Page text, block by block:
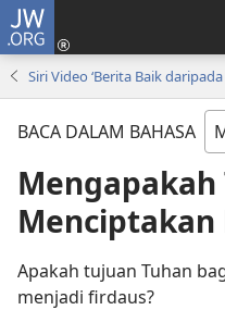
JW.ORG
Siri Video ‘Berita Baik daripada
BACA DALAM BAHASA
Mengapakah
Menciptakan
Apakah tujuan Tuhan
menjadi firdaus?